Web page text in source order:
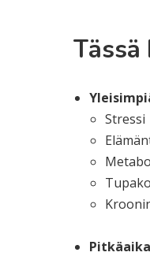
Stressi